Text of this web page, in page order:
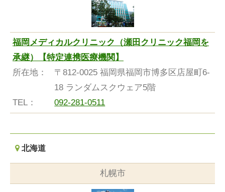
福岡メディカルクリニック（瀬田クリニック福岡を
承継）【特定連携医療機関】
所在地：
〒812-0025 福岡県福岡市博多区店屋町6-
18 ランダムスクウェア5階
TEL：
092-281-0511
北海道
札幌市